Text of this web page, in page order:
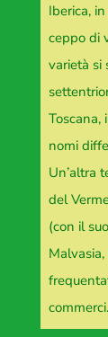
Iberica,
ceppo di
varietà si
Toscana,
nomi
Un’altra
del
(con il
commerci.